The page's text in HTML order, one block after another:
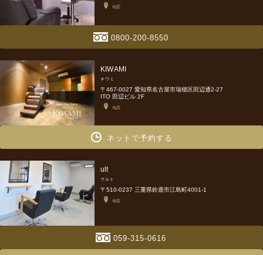
地図
0800-200-8550
KIWAMI
キワミ
〒467-0027 愛知県名古屋市瑞穂区田辺通2-27
ITO 田辺ビル 2F
地図
ネットで予約する
ult
ウルト
〒510-0237 三重県鈴鹿市江島町4001-1
地図
059-315-0616